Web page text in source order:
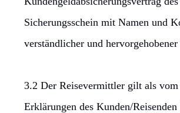
Sicherungsschein mit Namen und
verständlicher und
3.2 Der Reisevermittler gilt als
Erklärungen des Kunden/